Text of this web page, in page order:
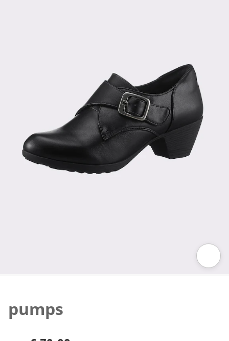
pumps
€ 79,99